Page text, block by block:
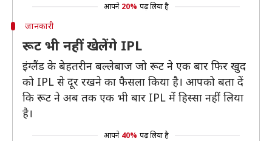
आपने 20% पढ़ लिया है
जानकारी
रूट भी नहीं खेलेंगे IPL
इंग्लैंड के बेहतरीन बल्लेबाज जो रूट ने एक बार फिर खुद
को IPL से दूर रखने का फैसला किया है। आपको बता दें
कि रूट ने अब तक एक भी बार IPL में हिस्सा नहीं लिया
है।
आपने 40% पढ़ लिया है